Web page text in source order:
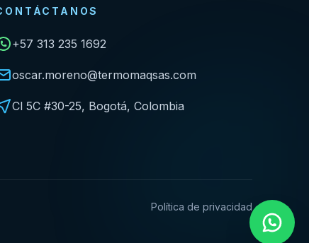
+57 313 235 1692
oscar.moreno@termomaqsas.com
Cl 5C #30-25, Bogotá, Colombia
Política de privacidad